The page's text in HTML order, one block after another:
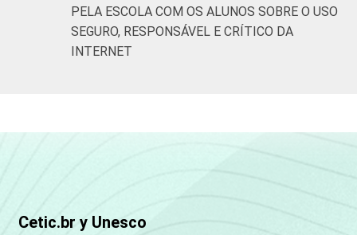
Particular 55
NÍVEL DE ENSINO
PELA ESCOLA COM OS ALUNOS SOBRE O USO
SEGURO, RESPONSÁVEL E CRÍTICO DA
INTERNET
Cetic.br y Unesco